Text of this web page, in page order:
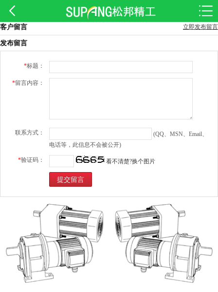
客户留言 立即发布留言
发布留言
*标题：
*留言内容：
联系方式：
(QQ、MSN、Email、
电话等，此信息不会被公开)
*验证码： 看不清楚?换个图片